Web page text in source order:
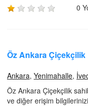
0
Öz Ankara Çiçekçilik
Ankara, Yenimahalle,
Öz Ankara Çiçekçilik
ve diğer erişim